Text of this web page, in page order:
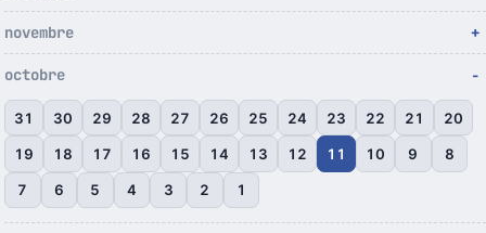
novembre
octobre
31 30 29 28 27 26 25 24 23 22 21 20
19 18 17 16 15 14 13 12 11 10 9 8
7 6 5 4 3 2 1